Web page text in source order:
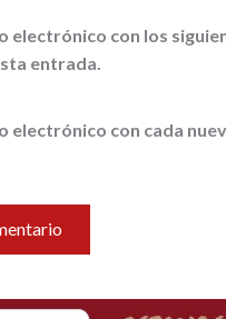
electrónico con los
entrada.
electrónico con cada